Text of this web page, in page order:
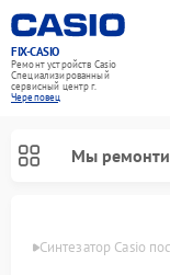
FIX-CASIO
Ремонт устройств Casio
Специализированный
cервисный центр г.
Череповец
Мы
Синтезатор Casio